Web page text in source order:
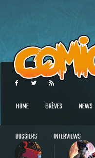
HOME BRÈVES NEWS
DOSSIERS INTERVIEWS